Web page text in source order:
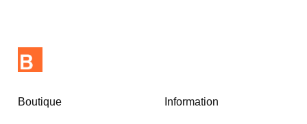
Boutique Information